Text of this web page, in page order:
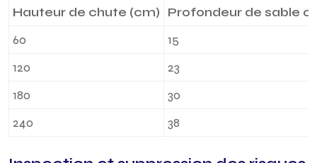
Hauteur de chute (cm) Profondeur de sable
60
15
120
23
180
30
240
38